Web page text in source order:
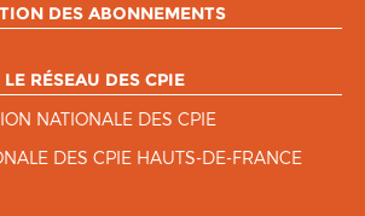
DES ABONNEMENTS
LE RÉSEAU DES CPIE
NATIONALE DES CPIE
DES CPIE HAUTS-DE-FRANCE